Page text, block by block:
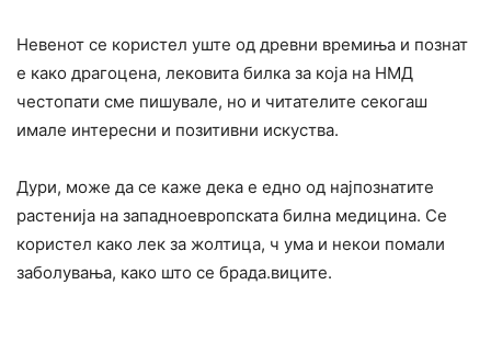
Невенот се користел уште од древни времиња и познат
е како драгоцена, лековита билка за која на НМД
честопати сме пишувале, но и читателите секогаш
имале интересни и позитивни искуства.
Дури, може да се каже дека е едно од најпознатите
растенија на западноевропската билна медицина. Се
користел како лек за жолтица, ч ума и некои помали
заболувања, како што се брада.виците.